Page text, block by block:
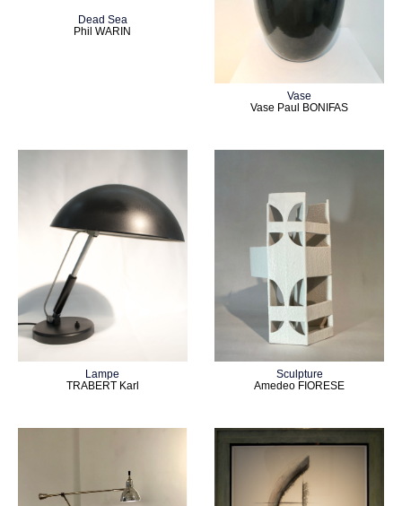
Dead Sea
Phil WARIN
Vase
Vase Paul BONIFAS
Lampe
TRABERT Karl
Sculpture
Amedeo FIORESE